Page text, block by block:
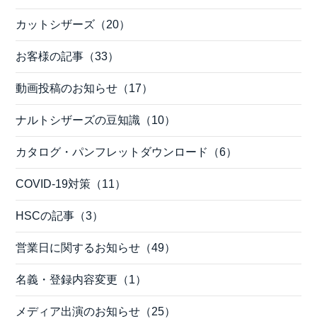
カットシザーズ（20）
お客様の記事（33）
動画投稿のお知らせ（17）
ナルトシザーズの豆知識（10）
カタログ・パンフレットダウンロード（6）
COVID-19対策（11）
HSCの記事（3）
営業日に関するお知らせ（49）
名義・登録内容変更（1）
メディア出演のお知らせ（25）